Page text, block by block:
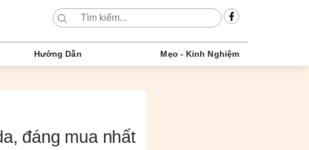
Hướng Dẫn Mẹo - Kinh Nghiệm
đáng mua nhất